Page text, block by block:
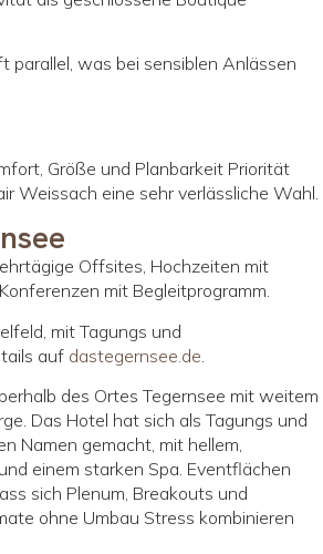
parallel, was bei sensiblen Anlässen
Größe und Planbarkeit Priorität
Weissach eine sehr verlässliche Wahl.
Offsites, Hochzeiten mit
mit Begleitprogramm.
mit Tagungs und
auf dastegernsee.de
des Ortes Tegernsee mit weitem
Das Hotel hat sich als Tagungs und
Namen gemacht, mit hellem,
einem starken Spa. Eventflächen
sich Plenum, Breakouts und
ohne Umbau Stress kombinieren